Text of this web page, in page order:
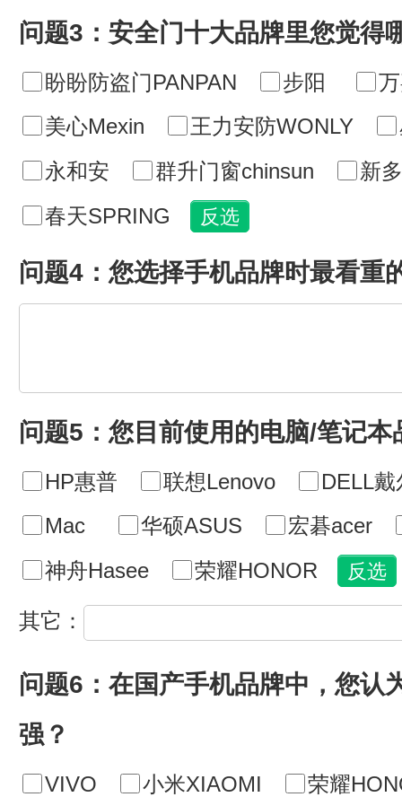
问题3：安全门十大品牌里您觉得
盼盼防盗门PANPAN 步阳
美心Mexin
王力安防WONLY
永和安
群升门窗chinsun
新
春天SPRING
问题4：您选择手机品牌时最看重
问题5：您目前使用的电脑/笔记本
HP惠普 联想Lenovo
DELL戴
Mac
华硕ASUS
宏碁acer
神舟Hasee
荣耀HONOR
其它：
问题6：在国产手机品牌中，您认
强？
VIVO 小米XIAOMI
荣耀